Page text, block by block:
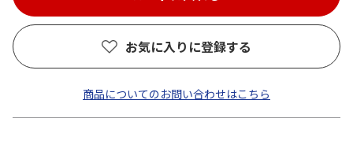
お気に入りに登録する
商品についてのお問い合わせはこちら